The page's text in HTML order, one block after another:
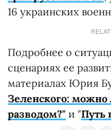
16 украинских
Подробнее о
сценариях ее
материалах Юрия
Зеленского: можно
разводом?" и "Путь